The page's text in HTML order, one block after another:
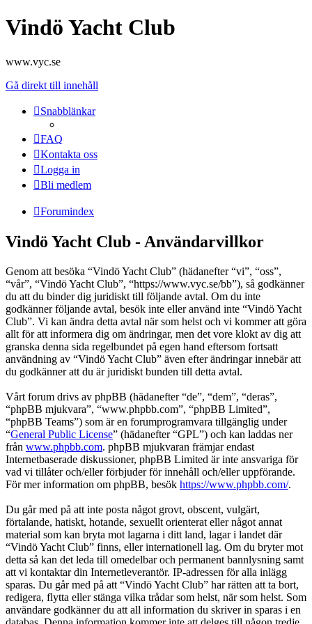
Vindö Yacht Club
www.vyc.se
Gå direkt till innehåll
Snabblänkar
FAQ
Kontakta oss
Logga in
Bli medlem
Forumindex
Vindö Yacht Club - Användarvillkor
Genom att besöka “Vindö Yacht Club” (hädanefter “vi”, “oss”,
“vår”, “Vindö Yacht Club”, “https://www.vyc.se/bb”), så godkänner
du att du binder dig juridiskt till följande avtal. Om du inte
godkänner följande avtal, besök inte eller använd inte “Vindö Yacht
Club”. Vi kan ändra detta avtal när som helst och vi kommer att göra
allt för att informera dig om ändringar, men det vore klokt av dig att
granska denna sida regelbundet på egen hand eftersom fortsatt
användning av “Vindö Yacht Club” även efter ändringar innebär att
du godkänner att du är juridiskt bunden till detta avtal.
Vårt forum drivs av phpBB (hädanefter “de”, “dem”, “deras”,
“phpBB mjukvara”, “www.phpbb.com”, “phpBB Limited”,
“phpBB Teams”) som är en forumprogramvara tillgänglig under
“General Public License” (hädanefter “GPL”) och kan laddas ner
från www.phpbb.com. phpBB mjukvaran främjar endast
Internetbaserade diskussioner, phpBB Limited är inte ansvariga för
vad vi tillåter och/eller förbjuder för innehåll och/eller uppförande.
För mer information om phpBB, besök https://www.phpbb.com/.
Du går med på att inte posta något grovt, obscent, vulgärt,
förtalande, hatiskt, hotande, sexuellt orienterat eller något annat
material som kan bryta mot lagarna i ditt land, lagar i landet där
“Vindö Yacht Club” finns, eller internationell lag. Om du bryter mot
detta så kan det leda till omedelbar och permanent bannlysning samt
att vi kontaktar din Internetleverantör. IP-adressen för alla inlägg
sparas. Du går med på att “Vindö Yacht Club” har rätten att ta bort,
redigera, flytta eller stänga vilka trådar som helst, när som helst. Som
användare godkänner du att all information du skriver in sparas i en